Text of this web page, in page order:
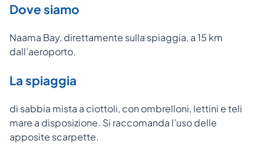
Dove siamo
Naama Bay, direttamente sulla spiaggia, a 15 km
dall’aeroporto.
La spiaggia
di sabbia mista a ciottoli, con ombrelloni, lettini e teli
mare a disposizione. Si raccomanda l’uso delle
apposite scarpette.